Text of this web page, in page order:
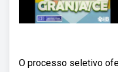
O processo seletivo